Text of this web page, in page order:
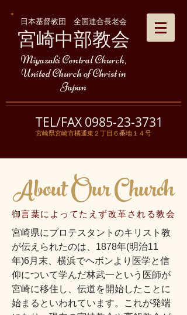
日本基督教団 全国連合長老会
​宮崎中部教会
Miyazaki Central Church,
United Church of Christ in
Japan
TEL/FAX 0985-23-3731
宮崎県宮崎市橘通東２丁目６番地１４号
About Our Church
御言葉によってたえず改革される教会
宮崎県にプロテスタントのキリスト教
が伝えられたのは、1878年(明治11
年)6月末、横浜でヘボンより医学と信
仰について学んだ林武一という医師が
宮崎に移住し、伝道を開始したことに
始まるといわれています。これが発端